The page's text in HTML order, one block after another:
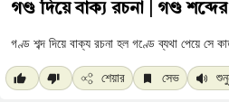
গণ্ড দিয়ে বাক্য রচনা | গণ্ড
শেয়ার সেভ